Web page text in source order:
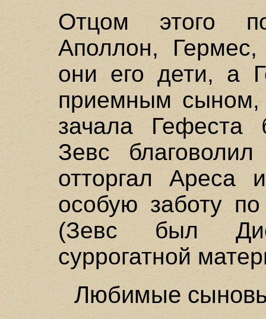
Отцом этого
Аполлон,
они его дети, а
приемным сыном,
зачала Гефеста
Зевс
отторгал Ареса
особую заботу
(Зевс был
суррогатной
Любимые